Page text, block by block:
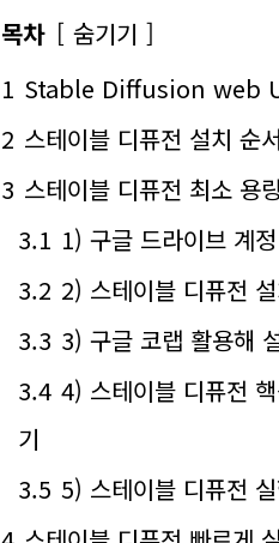
목차
숨기기
1 Stable Diffusion web
2 스테이블 디퓨전 설치 순서
3 스테이블 디퓨전 최소 용
3.1 1) 구글 드라이브 계
3.2 2) 스테이블 디퓨전
3.3 3) 구글 코랩 활용해
3.4 4) 스테이블 디퓨전
기
3.5 5) 스테이블 디퓨전